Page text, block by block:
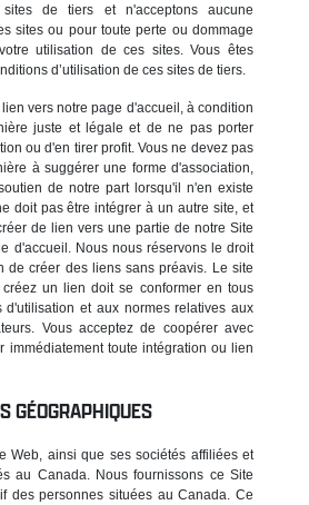
de tiers et n'acceptons aucune
sites ou pour toute perte ou dommage
utilisation de ces sites. Vous êtes
d’utilisation de ces sites de tiers.
vers notre page d'accueil, à condition
juste et légale et de ne pas porter
ou d'en tirer profit. Vous ne devez pas
à suggérer une forme d'association,
de notre part lorsqu'il n'en existe
doit pas être intégrer à un autre site, et
de lien vers une partie de notre Site
d'accueil. Nous nous réservons le droit
de créer des liens sans préavis. Le site
un lien doit se conformer en tous
d'utilisation et aux normes relatives aux
Vous acceptez de coopérer avec
immédiatement toute intégration ou lien
GÉOGRAPHIQUES
Web, ainsi que ses sociétés affiliées et
au Canada. Nous fournissons ce Site
des personnes situées au Canada. Ce